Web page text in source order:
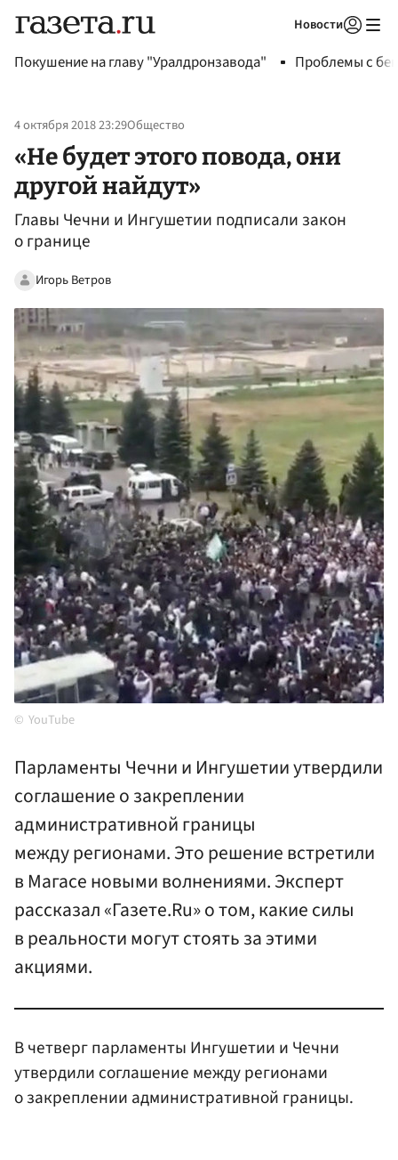
Новости
Покушение на главу "Уралдронзавода" Проблемы с
4 октября 2018 23:29Общество
«Не будет этого повода, они
другой найдут»
Главы Чечни и Ингушетии подписали закон
о границе
Игорь Ветров
YouTube
Парламенты Чечни и Ингушетии утвердили
соглашение о закреплении
административной границы
между регионами. Это решение встретили
в Магасе новыми волнениями. Эксперт
рассказал «Газете.Ru» о том, какие силы
в реальности могут стоять за этими
акциями.
В четверг парламенты Ингушетии и Чечни
утвердили соглашение между регионами
о закреплении административной границы.